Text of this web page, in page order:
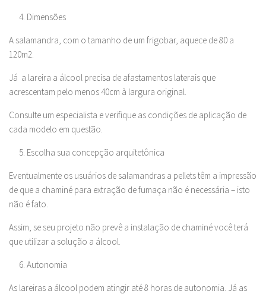
Dimensões
A salamandra, com o tamanho de um frigobar, aquece de 80 a
120m2.
Já a lareira a álcool precisa de afastamentos laterais que
acrescentam pelo menos 40cm à largura original.
Consulte um especialista e verifique as condições de aplicação de
cada modelo em questão.
Escolha sua concepção arquitetônica
Eventualmente os usuários de salamandras a pellets têm a impressão
de que a chaminé para extração de fumaça não é necessária – isto
não é fato.
Assim, se seu projeto não prevê a instalação de chaminé você terá
que utilizar a solução a álcool.
Autonomia
As lareiras a álcool podem atingir até 8 horas de autonomia. Já as